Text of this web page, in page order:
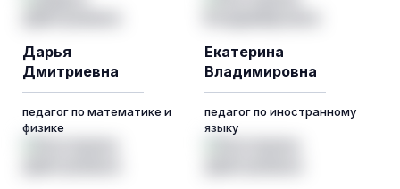
Дарья
Дмитриевна
педагог по математике и
физике
Екатерина
Владимировна
педагог по иностранному
языку